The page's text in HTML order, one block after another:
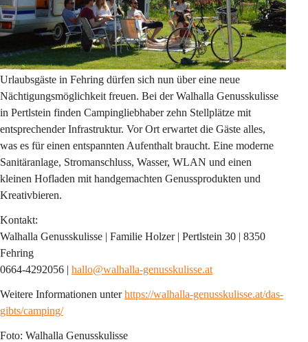
Urlaubsgäste in Fehring dürfen sich nun über eine neue
Nächtigungsmöglichkeit freuen. Bei der Walhalla Genusskulisse
in Pertlstein finden Campingliebhaber zehn Stellplätze mit
entsprechender Infrastruktur. Vor Ort erwartet die Gäste alles,
was es für einen entspannten Aufenthalt braucht. Eine moderne
Sanitäranlage, Stromanschluss, Wasser, WLAN und einen
kleinen Hofladen mit handgemachten Genussprodukten und
Kreativbieren.
Kontakt:
Walhalla Genusskulisse | Familie Holzer | Pertlstein 30 | 8350
Fehring
0664-4292056 | hallo@walhalla-genusskulisse.at
Weitere Informationen unter https://walhalla-genusskulisse.at/das-
gibts/camping/
Foto: Walhalla Genusskulisse